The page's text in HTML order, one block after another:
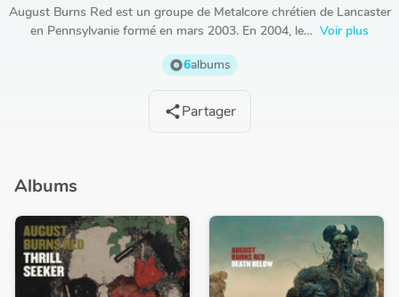
August Burns Red est un groupe de Metalcore chrétien de Lancaster
en Pennsylvanie formé en mars 2003. En 2004, le… Voir plus
album6albums
sharePartager
Albums